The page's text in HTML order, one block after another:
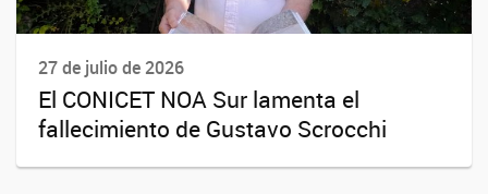
27 de julio de 2026
El CONICET NOA Sur lamenta el
fallecimiento de Gustavo Scrocchi